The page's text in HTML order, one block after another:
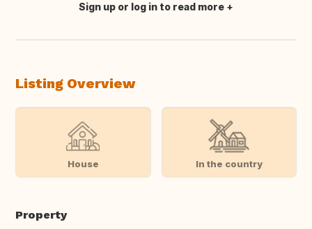
Translate this
Sign up or log in to read more
Listing Overview
House In the country
Property